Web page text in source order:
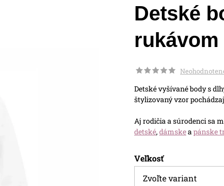
Detské
rukávom
Detské vyšívané body s
štylizovaný vzor
Aj rodičia a súrodenci sa
detské, dámskea pánske
Veľkosť